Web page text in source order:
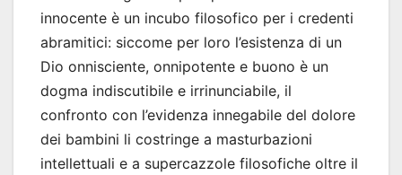
innocente è un incubo filosofico per i credenti
abramitici: siccome per loro l’esistenza di un
Dio onnisciente, onnipotente e buono è un
dogma indiscutibile e irrinunciabile, il
confronto con l’evidenza innegabile del dolore
dei bambini li costringe a masturbazioni
intellettuali e a supercazzole filosofiche oltre il